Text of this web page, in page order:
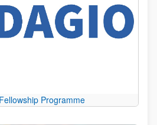
Programme